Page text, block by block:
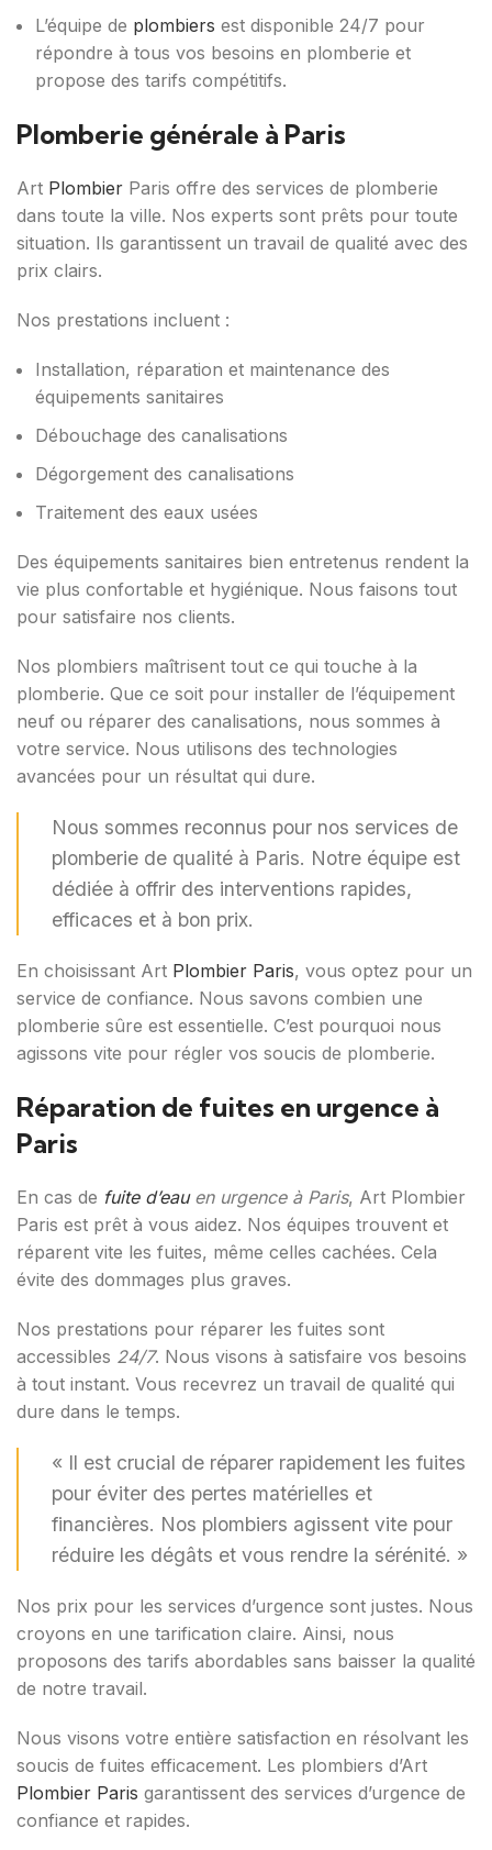
L’équipe de plombiers est disponible 24/7 pour
répondre à tous vos besoins en plomberie et
propose des tarifs compétitifs.
Plomberie générale à Paris
Art Plombier Paris offre des services de plomberie
dans toute la ville. Nos experts sont prêts pour toute
situation. Ils garantissent un travail de qualité avec des
prix clairs.
Nos prestations incluent :
Installation, réparation et maintenance des
équipements sanitaires
Débouchage des canalisations
Dégorgement des canalisations
Traitement des eaux usées
Des équipements sanitaires bien entretenus rendent la
vie plus confortable et hygiénique. Nous faisons tout
pour satisfaire nos clients.
Nos plombiers maîtrisent tout ce qui touche à la
plomberie. Que ce soit pour installer de l’équipement
neuf ou réparer des canalisations, nous sommes à
votre service. Nous utilisons des technologies
avancées pour un résultat qui dure.
Nous sommes reconnus pour nos services de
plomberie de qualité à Paris. Notre équipe est
dédiée à offrir des interventions rapides,
efficaces et à bon prix.
En choisissant Art Plombier Paris, vous optez pour un
service de confiance. Nous savons combien une
plomberie sûre est essentielle. C’est pourquoi nous
agissons vite pour régler vos soucis de plomberie.
Réparation de fuites en urgence à
Paris
En cas de fuite d’eauen urgence à Paris, Art Plombier
Paris est prêt à vous aidez. Nos équipes trouvent et
réparent vite les fuites, même celles cachées. Cela
évite des dommages plus graves.
Nos prestations pour réparer les fuites sont
accessibles 24/7. Nous visons à satisfaire vos besoins
à tout instant. Vous recevrez un travail de qualité qui
dure dans le temps.
« Il est crucial de réparer rapidement les fuites
pour éviter des pertes matérielles et
financières. Nos plombiers agissent vite pour
réduire les dégâts et vous rendre la sérénité. »
Nos prix pour les services d’urgence sont justes. Nous
croyons en une tarification claire. Ainsi, nous
proposons des tarifs abordables sans baisser la qualité
de notre travail.
Nous visons votre entière satisfaction en résolvant les
soucis de fuites efficacement. Les plombiers d’Art
Plombier Paris garantissent des services d’urgence de
confiance et rapides.